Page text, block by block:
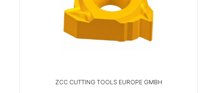
ZCC CUTTING TOOLS EUROPE GMBH